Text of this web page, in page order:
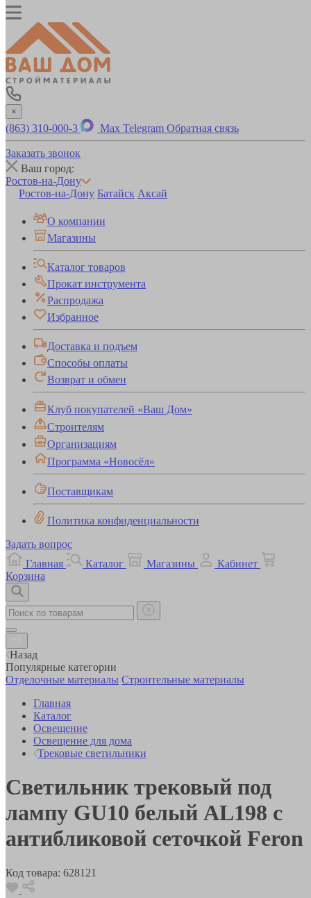
×
(863) 310-000-3 Max Telegram Обратная связь
Заказать звонок
Ваш город:
Ростов-на-Дону
Ростов-на-Дону Батайск Аксай
О компании
Магазины
Каталог товаров
Прокат инструмента
Распродажа
Избранное
Доставка и подъем
Способы оплаты
Возврат и обмен
Клуб покупателей «Ваш Дом»
Строителям
Организациям
Программа «Новосёл»
Поставщикам
Политика конфиденциальности
Задать вопрос
Главная
Каталог Магазины
Кабинет
Корзина
Назад
Популярные категории
Отделочные материалы Строительные материалы
Главная
Каталог
Освещение
Освещение для дома
Трековые светильники
Светильник трековый под
лампу GU10 белый AL198 с
антибликовой сеточкой Feron
Код товара: 628121